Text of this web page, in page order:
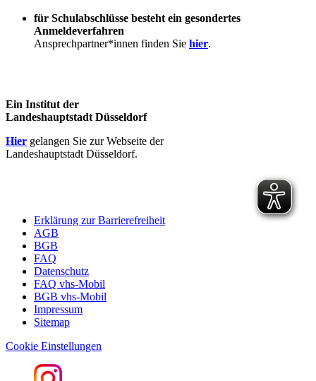
für Schulabschlüsse besteht ein gesondertes
Anmeldeverfahren
Ansprechpartner*innen finden Sie hier.
Ein Institut der
Landeshauptstadt Düsseldorf
Hier gelangen Sie zur Webseite der
Landeshauptstadt Düsseldorf.
Erklärung zur Barrierefreiheit
AGB
BGB
FAQ
Datenschutz
FAQ vhs-Mobil
BGB vhs-Mobil
Impressum
Sitemap
Cookie Einstellungen